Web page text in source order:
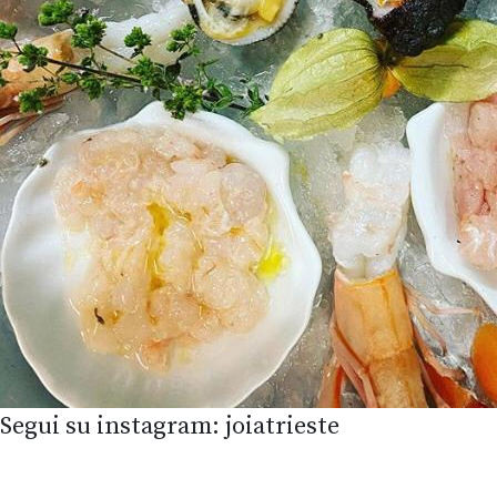
Segui su instagram: joiatrieste